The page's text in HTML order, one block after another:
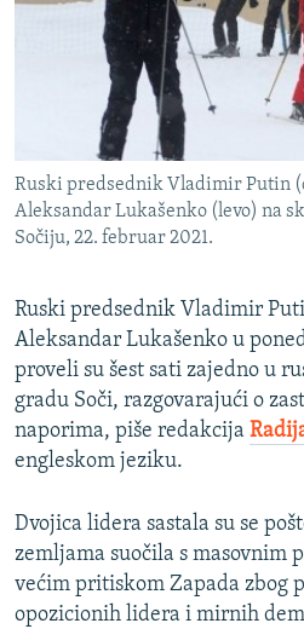
ISPRIČAJ MI
DNEVNO@RSE
SPECIJALI RSE
VIŠE OD NASLOVA
GENOCID U SREBRENICI
POPLAVE I KLIZIŠTA U BIH 2024.
POST SCRIPTUM
MOJA EVROPA
TRI DECENIJE OD RATA U BIH
SVE KARTE DEJTONA
PRATITE NAS
Ruski predsednik Vladimir Putin
Aleksandar Lukašenko (levo) na
Sočiju, 22. februar 2021.
Ruski predsednik Vladimir
Aleksandar Lukašenko u
proveli su šest sati zajedno u
gradu Soči, razgovarajući o
naporima, piše redakcija
engleskom jeziku.
Dvojica lidera sastala su se
zemljama suočila s masovnim
većim pritiskom Zapada zbog
opozicionih lidera i mirnih